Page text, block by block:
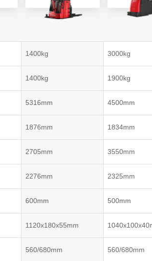
RCS(ロボットコントロ
RCS(ロボットコントロー
ルシステム)
1400kg
1400kg
5316mm
1876mm
2705mm
2276mm
600mm
1120x180x55mm
560/680mm
3000kg
1900kg
4500mm
1834mm
3550mm
2325mm
500mm
560/680mm